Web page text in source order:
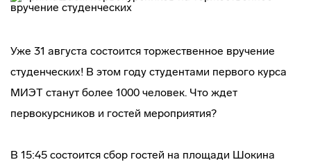
Уже 31 августа состоится торжественное вручение
студенческих! В этом году студентами первого курса
МИЭТ станут более 1000 человек. Что ждет
первокурсников и гостей мероприятия?
В 15:45 состоится сбор гостей на площади Шокина